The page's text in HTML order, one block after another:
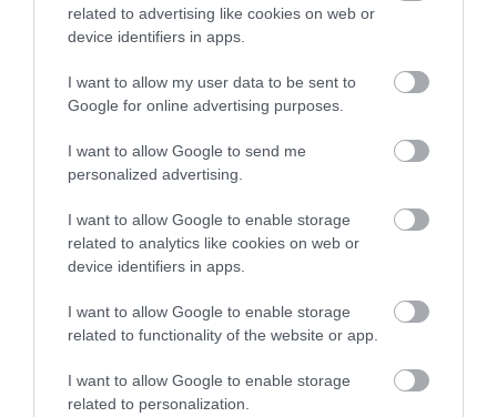
related to advertising like cookies on web or
device identifiers in apps.
I want to allow my user data to be sent to
Google for online advertising purposes.
I want to allow Google to send me
personalized advertising.
I want to allow Google to enable storage
related to analytics like cookies on web or
device identifiers in apps.
I want to allow Google to enable storage
related to functionality of the website or app.
I want to allow Google to enable storage
related to personalization.
ΠΕΡΙΣΣΟΤΕΡA
07.08.2026